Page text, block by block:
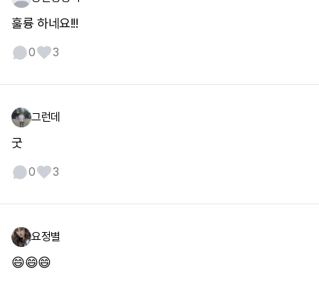
훌륭 하네요!!!
0 3
그런데
굿
0 3
요정별
😄😄😄